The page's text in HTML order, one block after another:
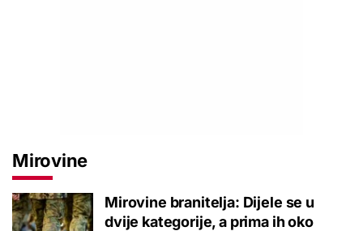
Mirovine
Mirovine branitelja: Dijele se u
dvije kategorije, a prima ih oko